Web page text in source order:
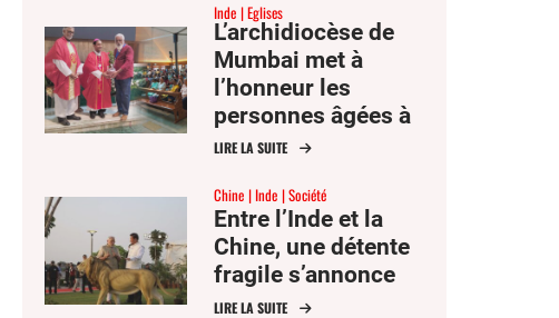
Inde Eglises
L’archidiocèse de
Mumbai met à
l’honneur les
personnes âgées à
l’occasion de la fête
et Anne
LIRE LA SUITE
Chine Inde Société
Entre l’Inde et la
Chine, une détente
fragile s’annonce
LIRE LA SUITE